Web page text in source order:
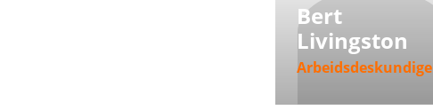
Bert
Livingston
Arbeidsdeskundige